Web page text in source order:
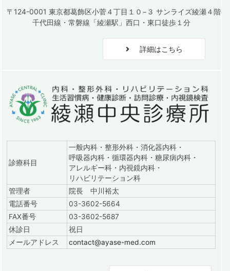
〒124-0001 東京都葛飾区小菅４丁目１０−３ サンライズ綾瀬４階
千代田線・常磐線「綾瀬駅」西口・東口徒歩１分
詳細はこちら
診療科目
一般内科・整形外科・消化器内科・
呼吸器内科・循環器内科・糖尿病内科・
アレルギー科・内視鏡内科・
リハビリテーション科
管理者
院長 中川裕太
電話番号
03-3602-5664
FAX番号
03-3602-5687
休診日
祝日
メールアドレス
contact@ayase-med.com